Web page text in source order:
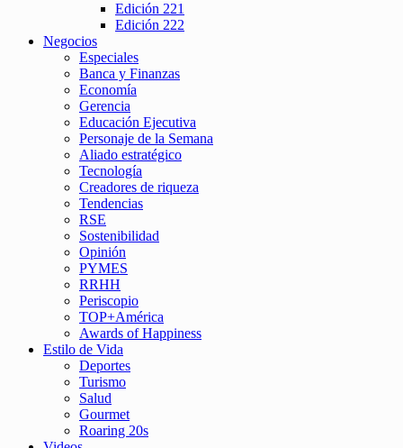
Edición 221
Edición 222
Negocios
Especiales
Banca y Finanzas
Economía
Gerencia
Educación Ejecutiva
Personaje de la Semana
Aliado estratégico
Tecnología
Creadores de riqueza
Tendencias
RSE
Sostenibilidad
Opinión
PYMES
RRHH
Periscopio
TOP+América
Awards of Happiness
Estilo de Vida
Deportes
Turismo
Salud
Gourmet
Roaring 20s